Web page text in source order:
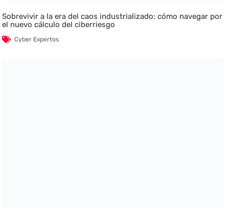
Sobrevivir a la era del caos industrializado: cómo navegar por
el nuevo cálculo del ciberriesgo
Cyber Expertos